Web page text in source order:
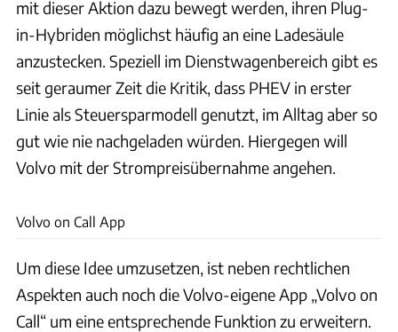
mit dieser Aktion dazu bewegt werden, ihren Plug-
in-Hybriden möglichst häufig an eine Ladesäule
anzustecken. Speziell im Dienstwagenbereich gibt es
seit geraumer Zeit die Kritik, dass PHEV in erster
Linie als Steuersparmodell genutzt, im Alltag aber so
gut wie nie nachgeladen würden. Hiergegen will
Volvo mit der Strompreisübernahme angehen.
Volvo on Call App
Um diese Idee umzusetzen, ist neben rechtlichen
Aspekten auch noch die Volvo-eigene App „Volvo on
Call“ um eine entsprechende Funktion zu erweitern.